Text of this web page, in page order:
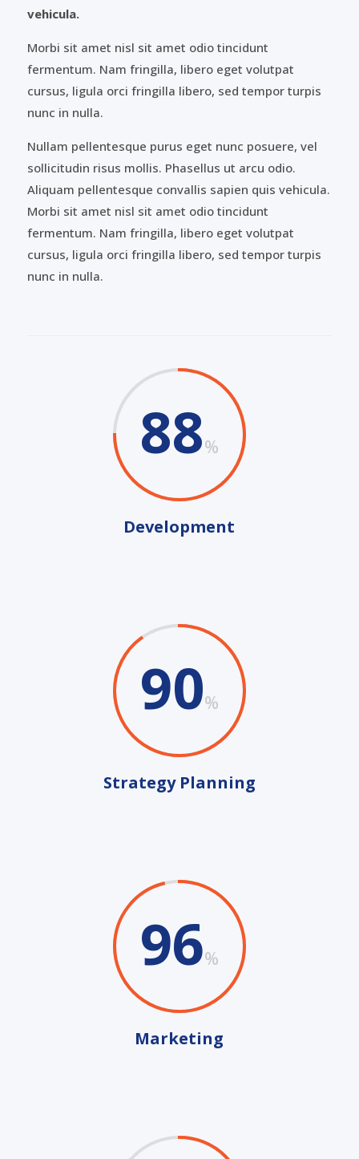
vehicula.
Morbi sit amet nisl sit amet odio tincidunt
fermentum. Nam fringilla, libero eget volutpat
cursus, ligula orci fringilla libero, sed tempor turpis
nunc in nulla.
Nullam pellentesque purus eget nunc posuere, vel
sollicitudin risus mollis. Phasellus ut arcu odio.
Aliquam pellentesque convallis sapien quis vehicula.
Morbi sit amet nisl sit amet odio tincidunt
fermentum. Nam fringilla, libero eget volutpat
cursus, ligula orci fringilla libero, sed tempor turpis
nunc in nulla.
88%
Development
90%
Strategy Planning
96%
Marketing